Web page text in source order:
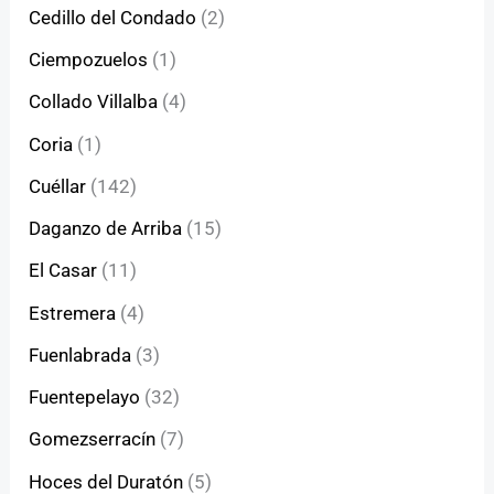
Cedillo del Condado (2)
Ciempozuelos (1)
Collado Villalba (4)
Coria (1)
Cuéllar (142)
Daganzo de Arriba (15)
El Casar (11)
Estremera (4)
Fuenlabrada (3)
Fuentepelayo (32)
Gomezserracín (7)
Hoces del Duratón (5)